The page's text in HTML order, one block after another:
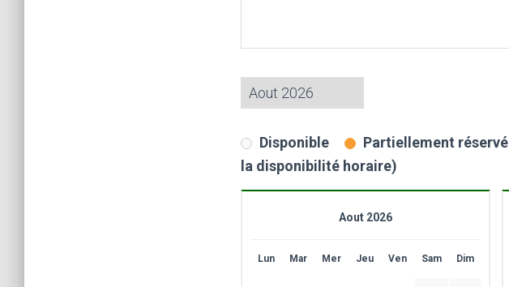
Disponible Partiellement réservé
la disponibilité horaire)
Aout 2026
Lun Mar Mer Jeu Ven Sam Dim